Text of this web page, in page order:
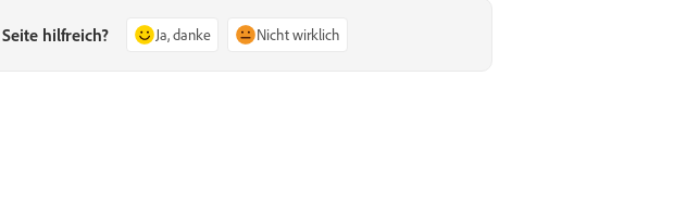
hilfreich? Ja, danke Nicht wirklich